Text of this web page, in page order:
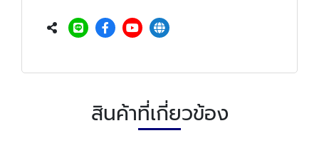
สินค้าที่เกี่ยวข้อง